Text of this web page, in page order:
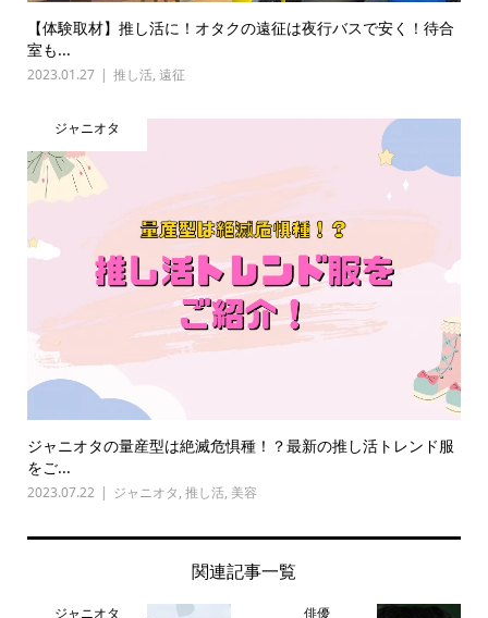
【体験取材】推し活に！オタクの遠征は夜行バスで安く！待合
室も...
2023.01.27 推し活, 遠征
ジャニオタ
ジャニオタの量産型は絶滅危惧種！？最新の推し活トレンド服
をご...
2023.07.22 ジャニオタ, 推し活, 美容
関連記事一覧
ジャニオタ 俳優